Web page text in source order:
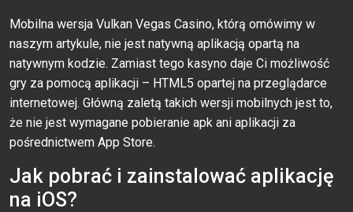
Mobilna wersja Vulkan Vegas Casino, którą omówimy w
naszym artykule, nie jest natywną aplikacją opartą na
natywnym kodzie. Zamiast tego kasyno daje Ci możliwość
gry za pomocą aplikacji – HTML5 opartej na przeglądarce
internetowej. Główną zaletą takich wersji mobilnych jest to,
że nie jest wymagane pobieranie apk ani aplikacji za
pośrednictwem App Store.
Jаk роbrаć i zаinstаlоwаć арlikасję
nа iОS?